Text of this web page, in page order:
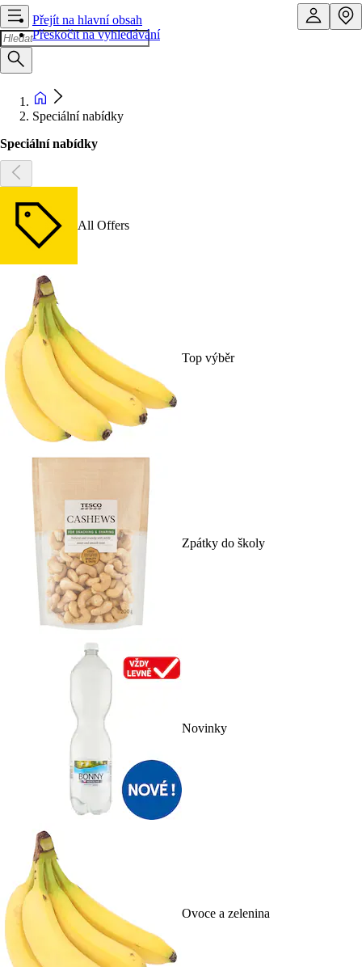
Přejít na hlavní obsah
Přeskočit na vyhledávání
Speciální nabídky
Speciální nabídky
All Offers
Top výběr
Zpátky do školy
Novinky
Ovoce a zelenina